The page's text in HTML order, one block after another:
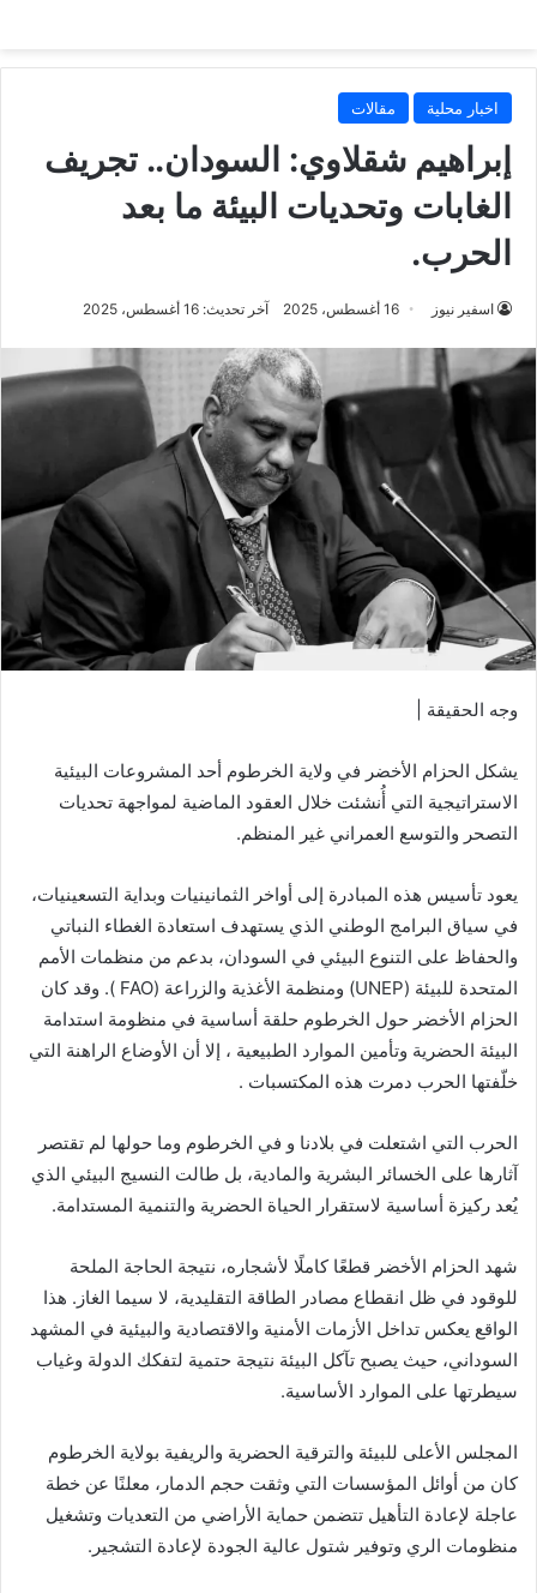
اخبار محلية مقالات
إبراهيم شقلاوي: السودان.. تجريف
الغابات وتحديات البيئة ما بعد
الحرب.
اسفير نيوز 16 أغسطس، 2025 آخر تحديث: 16 أغسطس، 2025
وجه الحقيقة |
يشكل الحزام الأخضر في ولاية الخرطوم أحد المشروعات البيئية
الاستراتيجية التي أُنشئت خلال العقود الماضية لمواجهة تحديات
التصحر والتوسع العمراني غير المنظم.
يعود تأسيس هذه المبادرة إلى أواخر الثمانينيات وبداية التسعينيات،
في سياق البرامج الوطني الذي يستهدف استعادة الغطاء النباتي
والحفاظ على التنوع البيئي في السودان، بدعم من منظمات الأمم
المتحدة للبيئة (UNEP) ومنظمة الأغذية والزراعة (FAO ). وقد كان
الحزام الأخضر حول الخرطوم حلقة أساسية في منظومة استدامة
البيئة الحضرية وتأمين الموارد الطبيعية ، إلا أن الأوضاع الراهنة التي
خلّفتها الحرب دمرت هذه المكتسبات .
الحرب التي اشتعلت في بلادنا و في الخرطوم وما حولها لم تقتصر
آثارها على الخسائر البشرية والمادية، بل طالت النسيج البيئي الذي
يُعد ركيزة أساسية لاستقرار الحياة الحضرية والتنمية المستدامة.
شهد الحزام الأخضر قطعًا كاملًا لأشجاره، نتيجة الحاجة الملحة
للوقود في ظل انقطاع مصادر الطاقة التقليدية، لا سيما الغاز. هذا
الواقع يعكس تداخل الأزمات الأمنية والاقتصادية والبيئية في المشهد
السوداني، حيث يصبح تآكل البيئة نتيجة حتمية لتفكك الدولة وغياب
سيطرتها على الموارد الأساسية.
المجلس الأعلى للبيئة والترقية الحضرية والريفية بولاية الخرطوم
كان من أوائل المؤسسات التي وثقت حجم الدمار، معلنًا عن خطة
عاجلة لإعادة التأهيل تتضمن حماية الأراضي من التعديات وتشغيل
منظومات الري وتوفير شتول عالية الجودة لإعادة التشجير.